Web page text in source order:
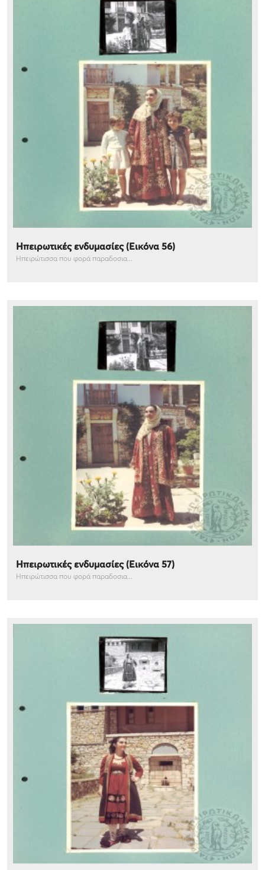
Ηπειρωτικές ενδυμασίες (Εικόνα 56)
Ηπειρώτισσα που φορά παραδοσια...
Ηπειρωτικές ενδυμασίες (Εικόνα 57)
Ηπειρώτισσα που φορά παραδοσια...